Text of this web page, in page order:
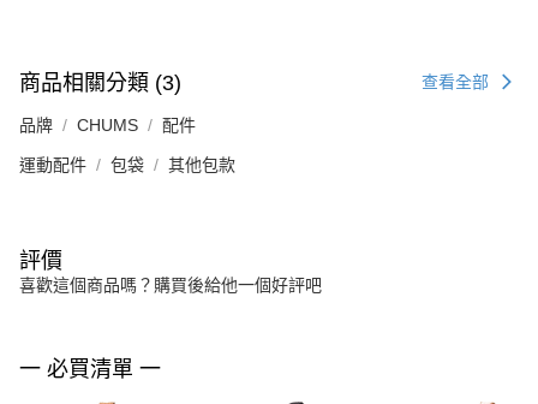
商品相關分類 (3) 查看全部
品牌 CHUMS 配件
運動配件 包袋 其他包款
評價
喜歡這個商品嗎？購買後給他一個好評吧
一 必買清單 一